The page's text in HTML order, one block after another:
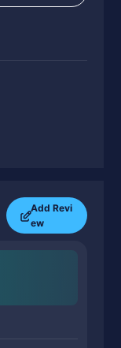
Add Revi
ew